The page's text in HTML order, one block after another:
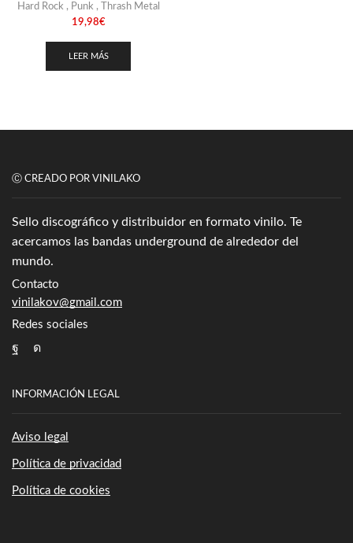
Hard Rock , Punk ,
Thrash Metal
19,98€
LEER MÁS
Ⓒ CREADO POR VINILAKO
Sello discográfico y distribuidor en formato vinilo. Te
acercamos las bandas underground de alrededor del
mundo.
Contacto
vinilakov@gmail.com
Redes sociales
Facebook
Instagram
INFORMACIÓN LEGAL
Aviso legal
Política de privacidad
Política de cookies